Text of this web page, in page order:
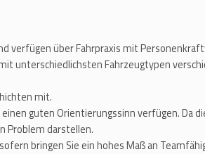
verfügen über Fahrpraxis mit
unterschiedlichsten Fahrzeugtypen
mit.
guten Orientierungssinn verfügen. Da
Problem darstellen.
bringen Sie ein hohes Maß an